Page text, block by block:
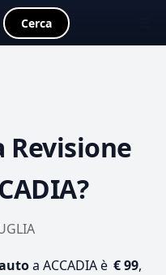
Cerca
Revisione
a ACCADIA è € 99,